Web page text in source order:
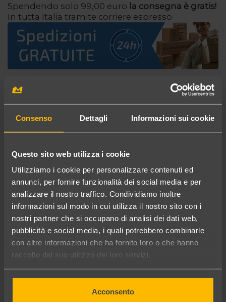
Consenso Dettagli Informazioni sui cookie
Questo sito web utilizza i cookie
Utilizziamo i cookie per personalizzare contenuti ed
annunci, per fornire funzionalità dei social media e per
analizzare il nostro traffico. Condividiamo inoltre
informazioni sul modo in cui utilizza il nostro sito con i
nostri partner che si occupano di analisi dei dati web,
pubblicità e social media, i quali potrebbero combinarle
con altre informazioni che ha fornito loro o che hanno
raccolto dal suo utilizzo dei loro servizi.
Acconsento
Spendendo solo 99,00 euro la consegna è gratis!
In tutta Italia tramite corriere espresso
18,95 €
risparmi 5,45 €